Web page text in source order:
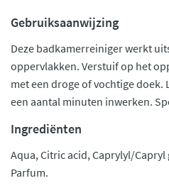
Gebruiksaanwijzing
Deze badkamerreiniger werkt
oppervlakken. Verstuif op het
met een droge of vochtige doek.
een aantal minuten inwerken.
Ingrediënten
Aqua, Citric acid, Caprylyl/
Parfum.